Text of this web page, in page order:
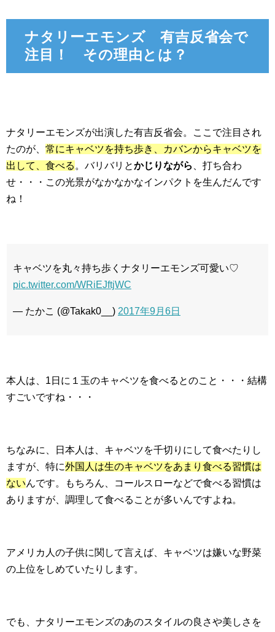
ナタリーエモンズ 有吉反省会で
注目！ その理由とは？
ナタリーエモンズが出演した有吉反省会。ここで注目され
たのが、 常にキャベツを持ち歩き、カバンからキャベツを
出して、食べる 。バリバリとかじりながら
、打ち合わ
せ・・・この光景がなかなかなインパクトを生んだんです
ね！
キャベツを丸々持ち歩くナタリーエモンズ可愛い♡
pic.twitter.com/WRiEJftjWC
— たかこ (@Takak0__) 2017年9月6日
本人は、1日に１玉のキャベツを食べるとのこと・・・結構
すごいですね・・・
ちなみに、日本人は、キャベツを千切りにして食べたりし
ますが、特に外国人は生のキャベツをあまり食べる習慣は
ないんです。もちろん、コールスローなどで食べる習慣は
ありますが、調理して食べることが多いんですよね。
アメリカ人の子供に関して言えば、キャベツは嫌いな野菜
の上位をしめていたりします。
でも、ナタリーエモンズのあのスタイルの良さや美しさを